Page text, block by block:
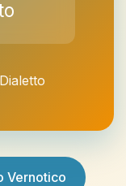
Dialetto
Vernotico